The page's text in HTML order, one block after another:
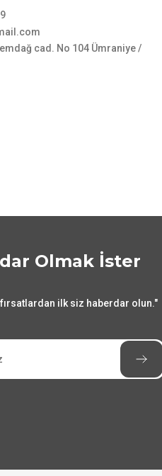
cad. No 104 Ümraniye /
Olmak İster
ilk siz haberdar olun."